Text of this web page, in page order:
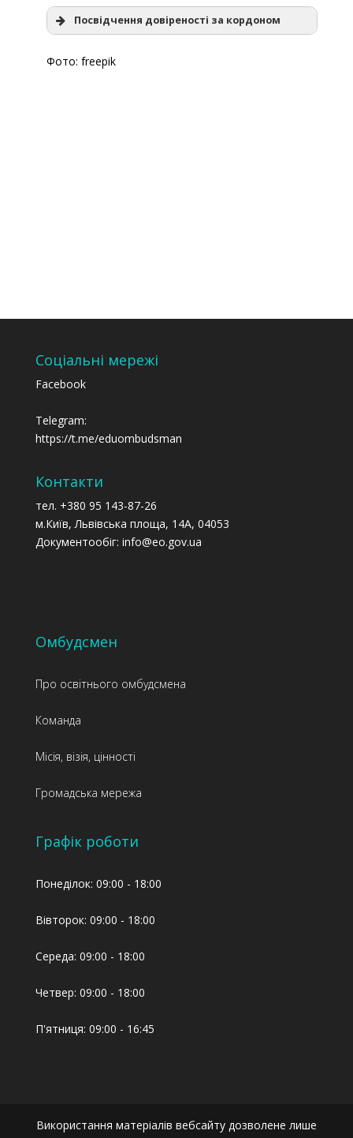
Посвідчення довіреності за кордоном
переглянути тут.
Фото: freepik
Соціальні мережі
Facebook
Telegram:
https://t.me/eduombudsman
Контакти
тел. +380 95 143-87-26
м.Київ, Львівська площа, 14А, 04053
Документообіг: info@eo.gov.ua
Омбудсмен
Про освітнього омбудсмена
Команда
Місія, візія, цінності
Громадська мережа
Графік роботи
Понеділок: 09:00 - 18:00
Вівторок: 09:00 - 18:00
Середа: 09:00 - 18:00
Четвер: 09:00 - 18:00
П'ятниця: 09:00 - 16:45
Використання матеріалів вебсайту дозволене лише